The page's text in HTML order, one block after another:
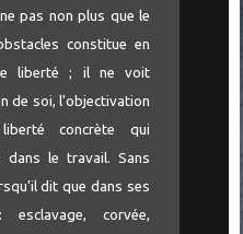
pas non plus que le
constitue en
liberté ; il ne voit
de soi, l'objectivation
concrète qui
dans le travail. Sans
dit que dans ses
corvée,